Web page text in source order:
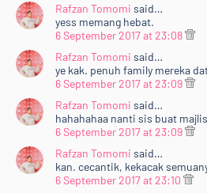
Rafzan Tomomi said…
yess memang hebat.
6 September 2017 at 23:08
Rafzan Tomomi said…
ye kak. penuh family mereka
6 September 2017 at 23:09
Rafzan Tomomi said…
hahahahaa nanti sis buat
6 September 2017 at 23:09
Rafzan Tomomi said…
kan. cecantik, kekacak
6 September 2017 at 23:10